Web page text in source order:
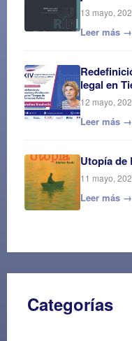
13 mayo,
Leer más →
legal en
12 mayo,
Leer más →
Utopía de
11 mayo,
Leer más →
Categorías